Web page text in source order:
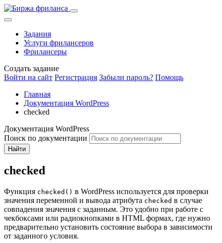
Задания
Услуги фрилансеров
Фрилансеры
Создать задание
Войти на сайт Регистрация Забыли пароль? Помощь
Главная
Документация WordPress
checked
Документация WordPress
Поиск по документации
Найти
checked
Функция checked() в WordPress используется для проверки
значения переменной и вывода атрибута checked в случае
совпадения значения с заданным. Это удобно при работе с
чекбоксами или радиокнопками в HTML формах, где нужно
предварительно установить состояние выбора в зависимости
от заданного условия.